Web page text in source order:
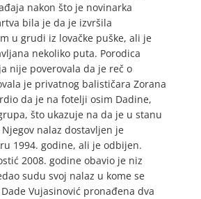
nakon što je novinarka
bila je da je izvršila
u grudi iz lovačke puške, ali je
nekoliko puta. Porodica
nije poverovala da je reč o
je privatnog balističara Zorana
da je na fotelji osim Dadine,
što ukazuje na da je u stanu
nalaz dostavljen je
1994. godine, ali je odbijen.
2008. godine obavio je niz
sudu svoj nalaz u kome se
Vujasinović pronađena dva